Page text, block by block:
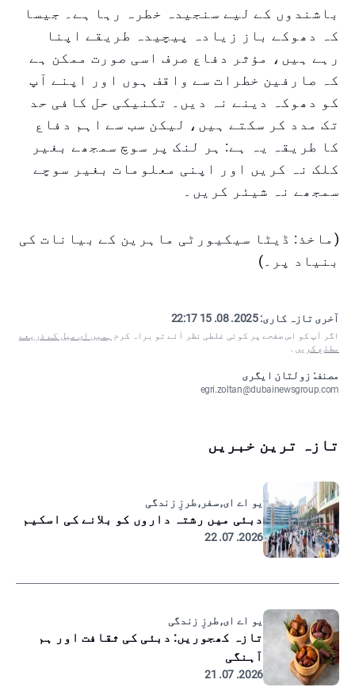
باشندوں کے لیے سنجیدہ خطرہ رہا ہے۔ جیسا
کہ دھوکے باز زیادہ پیچیدہ طریقے اپنا
رہے ہیں، مؤثر دفاع صرف اسی صورت ممکن ہے
کہ صارفین خطرات سے واقف ہوں اور اپنے آپ
کو دھوکہ دینے نہ دیں۔ تکنیکی حل کافی حد
تک مدد کر سکتے ہیں، لیکن سب سے اہم دفاع
کا طریقہ یہ ہے: ہر لنک پر سوچ سمجھے بغیر
کلک نہ کریں اور اپنی معلومات بغیر سوچے
سمجھے نہ شیئر کریں۔
(ماخذ: ڈیٹا سیکیورٹی ماہرین کے بیانات کی
بنیاد پر۔)
آخری تازہ کاری:2025. 08. 15 22:17
اگر آپ کو اس صفحے پر کوئی غلطی نظر آئے تو براہ کرم ہمیں ای میل کے ذریعے
مطلع کریں ۔
مصنف: زولتان ایگری
egri.zoltan@dubainewsgroup.com
تازہ ترین خبریں
یو اے ای, سفر, طرزِ زندگی
دبئی میں رشتہ داروں کو بلانے کی اسکیم
2026. 07. 22
یو اے ای, طرزِ زندگی
تازہ کھجوریں: دبئی کی ثقافت اور ہم
آہنگی
2026. 07. 21